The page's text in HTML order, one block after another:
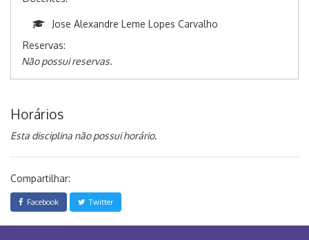
Jose Alexandre Leme Lopes Carvalho
Reservas:
Não possui reservas.
Horários
Esta disciplina não possui horário.
Compartilhar:
Facebook Twitter